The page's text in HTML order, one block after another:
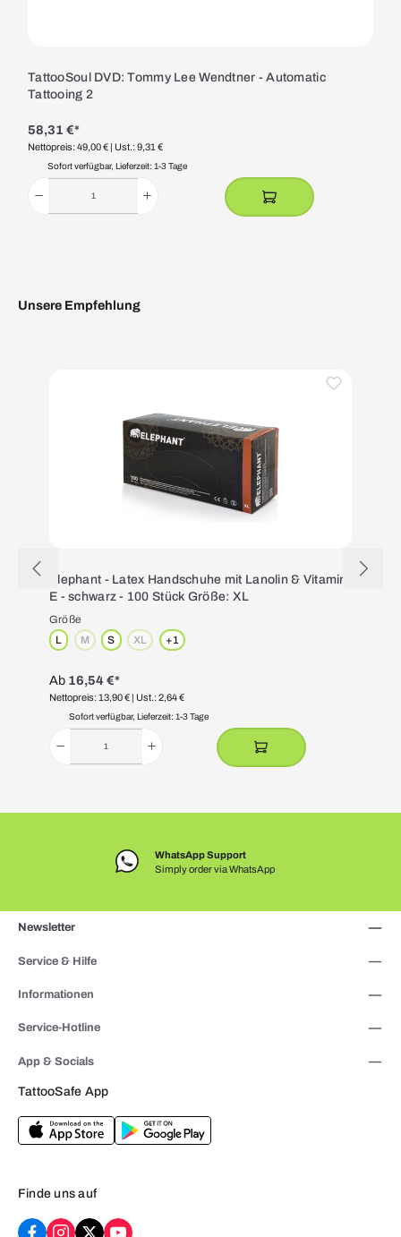
TattooSoul DVD: Tommy Lee Wendtner - Automatic
Tattooing 2
58,31 €*
Nettopreis: 49,00 € | Ust.: 9,31 €
Sofort verfügbar, Lieferzeit: 1-3 Tage
Unsere Empfehlung
Elephant - Latex Handschuhe mit Lanolin & Vitamin
E - schwarz - 100 Stück Größe: XL
Größe
L
M(Diese Option ist zurzeit nicht verfügbar.)
S XL(Diese Option ist zurzeit nicht verfügbar.)
+1
Ab 16,54 €*
Nettopreis: 13,90 € | Ust.: 2,64 €
Sofort verfügbar, Lieferzeit: 1-3 Tage
WhatsApp Support
Simply order via WhatsApp
Newsletter
App & Socials
TattooSafe App
Finde uns auf
Service & Hilfe
Informationen
Service-Hotline